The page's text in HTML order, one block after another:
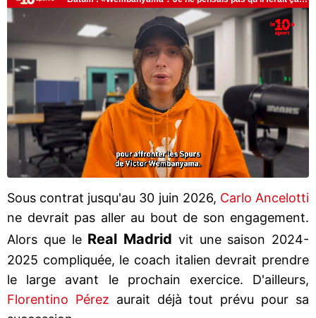
Sous contrat jusqu'au 30 juin 2026, Carlo Ancelotti
ne devrait pas aller au bout de son engagement.
Alors que le Real Madrid vit une saison 2024-
2025 compliquée, le coach italien devrait prendre
le large avant le prochain exercice. D'ailleurs,
Florentino Pérez aurait déjà tout prévu pour sa